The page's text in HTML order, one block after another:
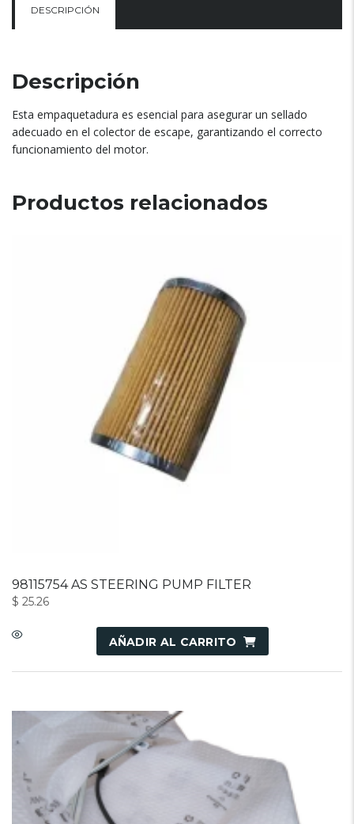
DESCRIPCIÓN
Descripción
Esta empaquetadura es esencial para asegurar un sellado
adecuado en el colector de escape, garantizando el correcto
funcionamiento del motor.
Productos relacionados
98115754 AS STEERING PUMP FILTER
$ 25.26
AÑADIR AL CARRITO